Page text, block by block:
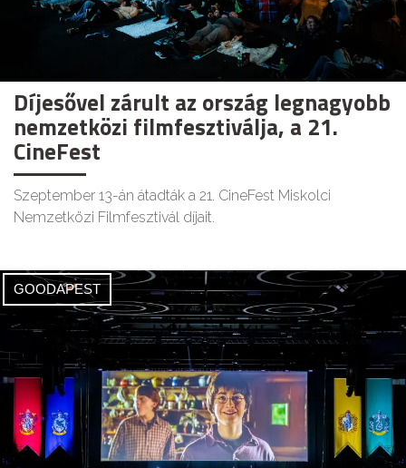
Díjesővel zárult az ország legnagyobb
nemzetközi filmfesztiválja, a 21.
CineFest
Szeptember 13-án átadták a 21. CineFest Miskolci
Nemzetközi Filmfesztivál díjait.
GOODAPEST